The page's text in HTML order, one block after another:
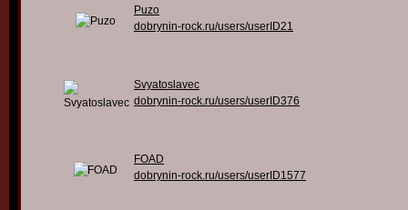
Puzo
dobrynin-rock.ru/users/userID21
Svyatoslavec
dobrynin-rock.ru/users/userID376
FOAD
dobrynin-rock.ru/users/userID1577